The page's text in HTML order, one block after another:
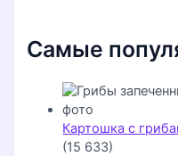
Самые
Картошка с
(15 633)